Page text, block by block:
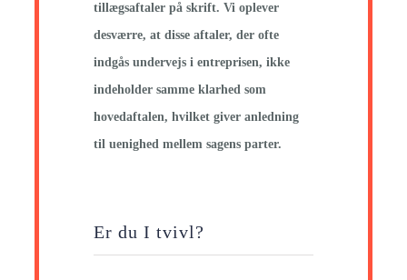
tillægsaftaler på skrift. Vi oplever
desværre, at disse aftaler, der ofte
indgås undervejs i entreprisen, ikke
indeholder samme klarhed som
hovedaftalen, hvilket giver anledning
til uenighed mellem sagens parter.
Er du I tvivl?